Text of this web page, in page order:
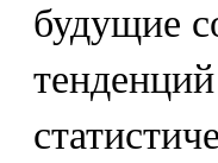
будущие